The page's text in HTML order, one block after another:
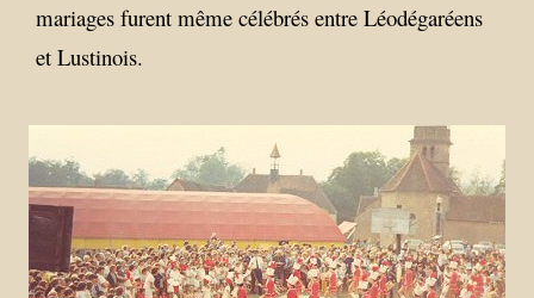
mariages furent même célébrés entre Léodégaréens
et Lustinois.